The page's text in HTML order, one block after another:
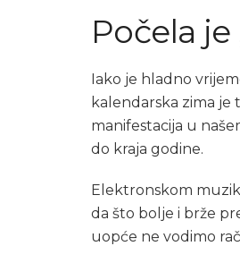
Počela je
Iako je hladno
kalendarska zima je
manifestacija u
do kraja godine.
Elektronskom
da što bolje i brže
uopće ne vodimo